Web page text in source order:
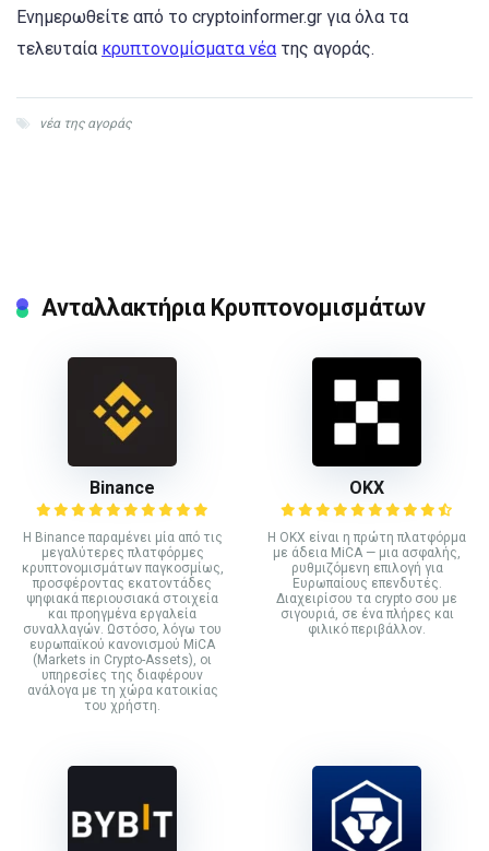
Ενημερωθείτε από το cryptoinformer.gr για όλα τα
τελευταία κρυπτονομίσματα νέα της αγοράς.
νέα της αγοράς
Ανταλλακτήρια Κρυπτονομισμάτων
Binance
Η Binance παραμένει μία από τις
μεγαλύτερες πλατφόρμες
κρυπτονομισμάτων παγκοσμίως,
προσφέροντας εκατοντάδες
ψηφιακά περιουσιακά στοιχεία
και προηγμένα εργαλεία
συναλλαγών. Ωστόσο, λόγω του
ευρωπαϊκού κανονισμού MiCA
(Markets in Crypto-Assets), οι
υπηρεσίες της διαφέρουν
ανάλογα με τη χώρα κατοικίας
του χρήστη.
ΟΚΧ
Η OKX είναι η πρώτη πλατφόρμα
με άδεια MiCA — μια ασφαλής,
ρυθμιζόμενη επιλογή για
Ευρωπαίους επενδυτές.
Διαχειρίσου τα crypto σου με
σιγουριά, σε ένα πλήρες και
φιλικό περιβάλλον.